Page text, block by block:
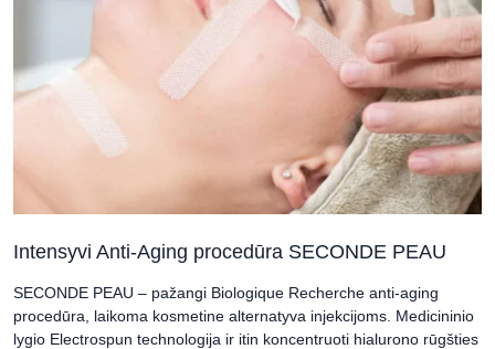
Intensyvi Anti-Aging procedūra SECONDE PEAU
SECONDE PEAU – pažangi Biologique Recherche anti-aging
procedūra, laikoma kosmetine alternatyva injekcijoms. Medicininio
lygio Electrospun technologija ir itin koncentruoti hialurono rūgšties